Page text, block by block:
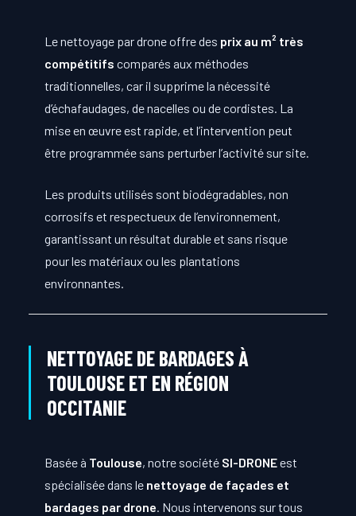
Le nettoyage par drone offre des prix au m² très
compétitifs comparés aux méthodes
traditionnelles, car il supprime la nécessité
d’échafaudages, de nacelles ou de cordistes. La
mise en œuvre est rapide, et l’intervention peut
être programmée sans perturber l’activité sur site.
Les produits utilisés sont biodégradables, non
corrosifs et respectueux de l’environnement,
garantissant un résultat durable et sans risque
pour les matériaux ou les plantations
environnantes.
NETTOYAGE DE BARDAGES À
TOULOUSE ET EN RÉGION
OCCITANIE
Basée à Toulouse, notre société SI-DRONEest
spécialisée dans le nettoyage de façades et
bardages par drone . Nous intervenons sur tous